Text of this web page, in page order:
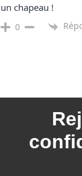
un chapeau !
0